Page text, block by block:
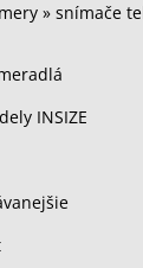
» snímače
INSIZE